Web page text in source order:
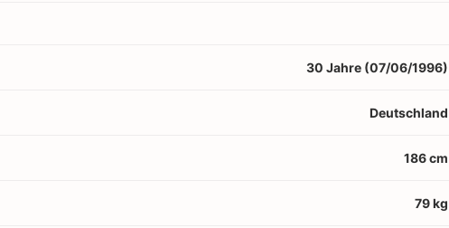
30 Jahre (07/06/1996)
Deutschland
186 cm
79 kg